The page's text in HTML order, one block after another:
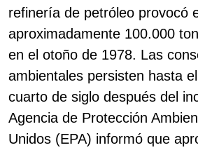
refinería de petróleo provocó
aproximadamente 100.000
en el otoño de 1978. Las
ambientales persisten hasta
cuarto de siglo después del
Agencia de Protección
Unidos (EPA) informó que